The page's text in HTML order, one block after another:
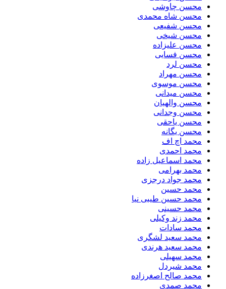
محسن چاوشی
محسن شاه محمدی
محسن شفیعی
محسن شیخی
محسن علیزاده
محسن فسایی
محسن لرد
محسن مهراد
محسن موسوی
محسن میدانی
محسن والهیان
محسن وجدانی
محسن یاحقی
محسن یگانه
محمد اچ اف
محمد احمدی
محمد اسماعیل زاده
محمد بهرامی
محمد جواد درجزی
محمد حسین
محمد حسین طیبی نیا
محمد حسینی
محمد زند وکیلی
محمد سادات
محمد سعید لشگری
محمد سعید هرندی
محمد سهیلی
​محمد شیردل
محمد صالح اصغرزاده
محمد صمدی